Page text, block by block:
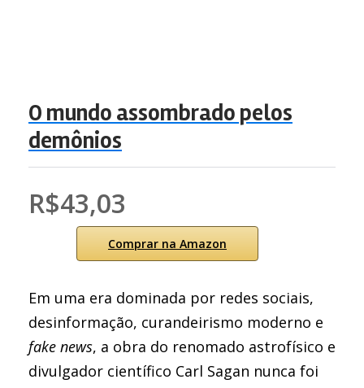
O mundo assombrado pelos
demônios
R$43,03
Comprar na Amazon
Em uma era dominada por redes sociais,
desinformação, curandeirismo moderno e
fake news, a obra do renomado astrofísico e
divulgador científico Carl Sagan nunca foi